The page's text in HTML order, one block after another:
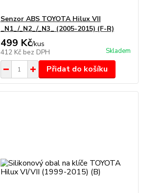
Senzor ABS TOYOTA Hilux VII
_N1_/_N2_/_N3_ (2005-2015) (F-R)
499 Kč/kus
412 Kč bez DPH Skladem
Přidat do košíku